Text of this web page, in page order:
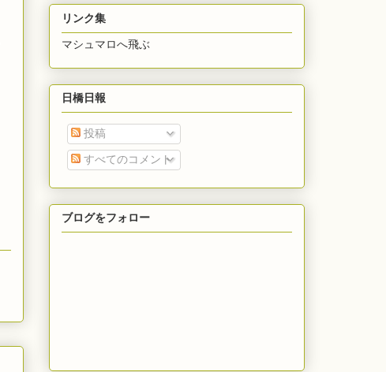
リンク集
マシュマロへ飛ぶ
日橋日報
投稿
すべてのコメント
ブログをフォロー